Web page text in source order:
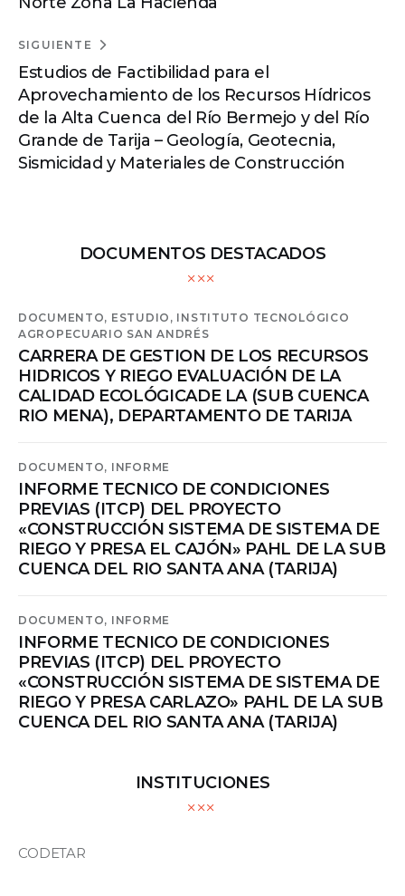
SIGUIENTE
Estudios de Factibilidad para el
Aprovechamiento de los Recursos Hídricos
de la Alta Cuenca del Río Bermejo y del Río
Grande de Tarija – Geología, Geotecnia,
Sismicidad y Materiales de Construcción
DOCUMENTOS DESTACADOS
DOCUMENTO, ESTUDIO, INSTITUTO TECNOLÓGICO
AGROPECUARIO SAN ANDRÉS
CARRERA DE GESTION DE LOS RECURSOS
HIDRICOS Y RIEGO EVALUACIÓN DE LA
CALIDAD ECOLÓGICADE LA (SUB CUENCA
RIO MENA), DEPARTAMENTO DE TARIJA
DOCUMENTO, INFORME
INFORME TECNICO DE CONDICIONES
PREVIAS (ITCP) DEL PROYECTO
«CONSTRUCCIÓN SISTEMA DE SISTEMA DE
RIEGO Y PRESA EL CAJÓN» PAHL DE LA SUB
CUENCA DEL RIO SANTA ANA (TARIJA)
DOCUMENTO, INFORME
INFORME TECNICO DE CONDICIONES
PREVIAS (ITCP) DEL PROYECTO
«CONSTRUCCIÓN SISTEMA DE SISTEMA DE
RIEGO Y PRESA CARLAZO» PAHL DE LA SUB
CUENCA DEL RIO SANTA ANA (TARIJA)
INSTITUCIONES
CODETAR